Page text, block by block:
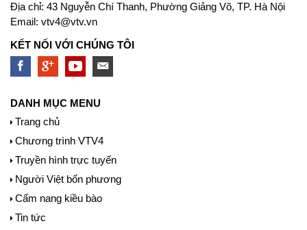
Địa chỉ: 43 Nguyễn Chí Thanh, Phường Giảng Võ, TP. Hà Nội
Email: vtv4@vtv.vn
KẾT NỐI VỚI CHÚNG TÔI
DANH MỤC MENU
Trang chủ
Chương trình VTV4
Truyền hình trực tuyến
Người Việt bốn phương
Cẩm nang kiều bào
Tin tức